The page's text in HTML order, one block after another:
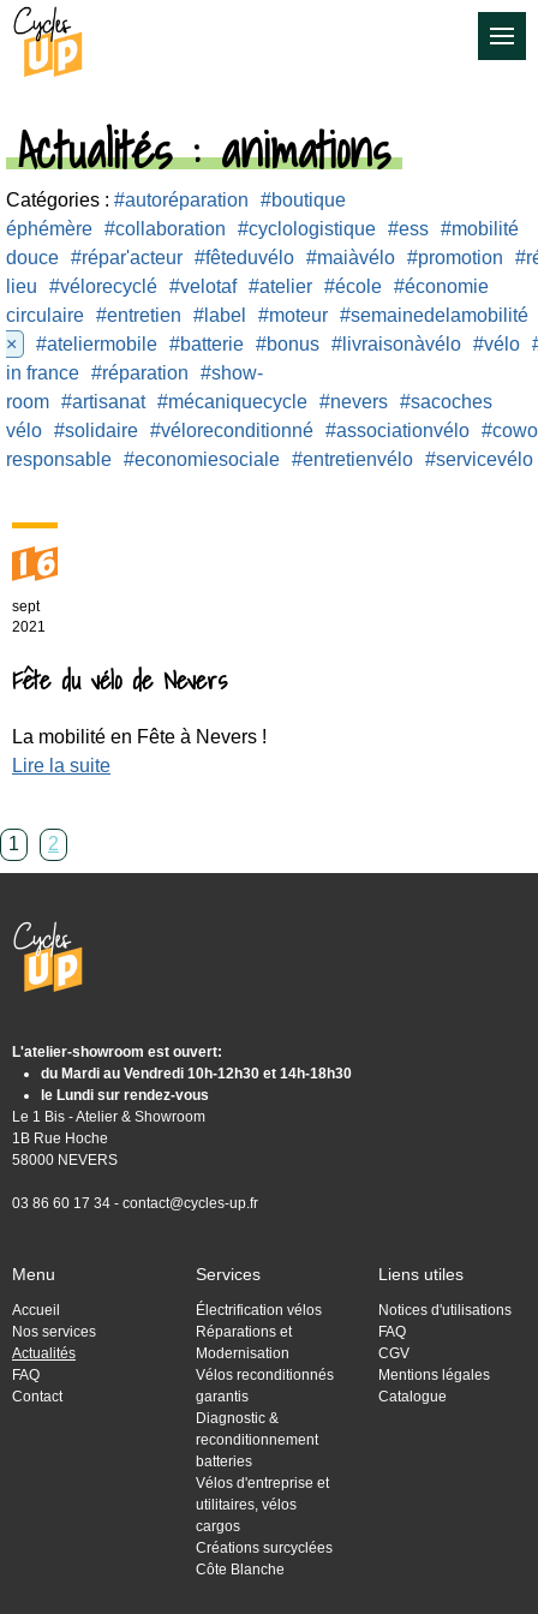
Actualités: animations
Catégories : #autoréparation
#boutique
éphémère #collaboration #cyclologistique #ess #mobilité
douce #répar'acteur #fêteduvélo #maiàvélo #promotion
lieu
#vélorecyclé #velotaf #atelier #école #économie
circulaire #entretien #label #moteur #semainedelamobilité
×
#ateliermobile #batterie #bonus #livraisonàvélo #vélo
in france #réparation
#show-
room #artisanat #mécaniquecycle #nevers #sacoches
vélo #solidaire #véloreconditionné #associationvélo
responsable #economiesociale #entretienvélo #servicevélo
16
sept
2021
Fête du vélo de Nevers
La mobilité en Fête à Nevers !
Lire la suite
1 2
L'atelier-showroom est ouvert:
du Mardi au Vendredi 10h-12h30 et 14h-18h30
le Lundi sur rendez-vous
Le 1 Bis - Atelier & Showroom
1B Rue Hoche
58000 NEVERS
03 86 60 17 34 - contact@cycles-up.fr
Menu
Accueil
Nos services
Actualités
FAQ
Contact
Services
Électrification vélos
Réparations et
Modernisation
Vélos reconditionnés
garantis
Diagnostic &
reconditionnement
batteries
Vélos d'entreprise et
utilitaires, vélos
cargos
Créations surcyclées
Côte Blanche
Liens utiles
Notices d'utilisations
FAQ
CGV
Mentions légales
Catalogue